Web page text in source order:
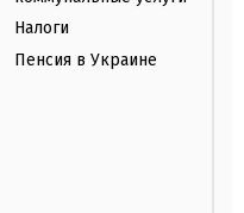
Налоги
Пенсия в Украине